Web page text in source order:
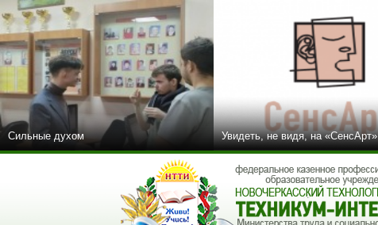
Сильные духом Увидеть, не видя, на «СенсАрт»